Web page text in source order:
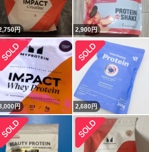
円 2,900円
円 2,680円